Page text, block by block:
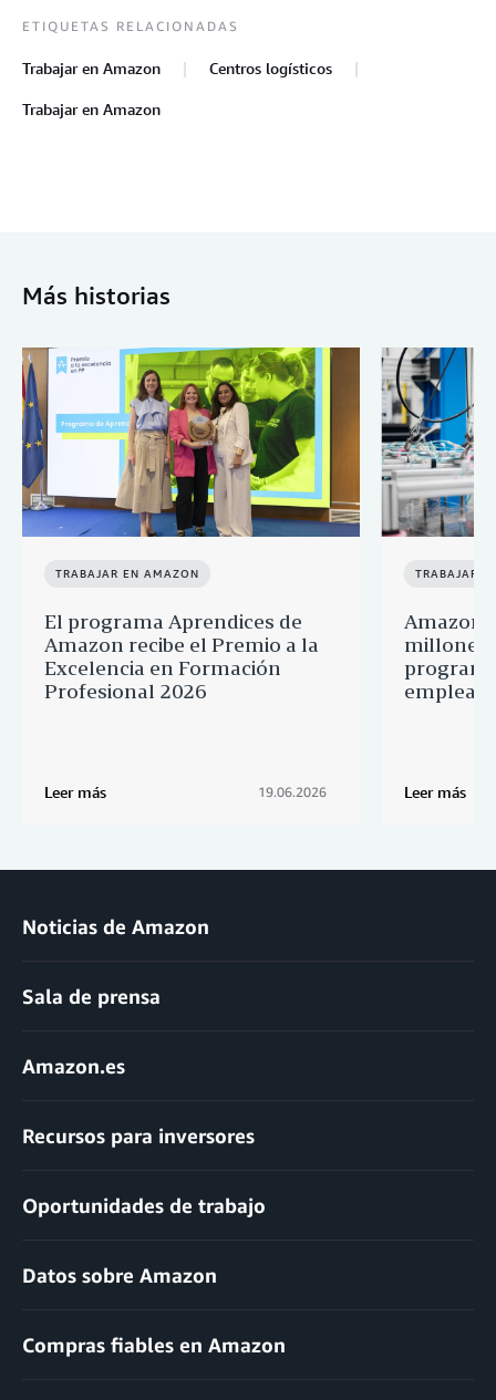
ETIQUETAS RELACIONADAS
Trabajar en Amazon Centros logísticos
Trabajar en Amazon
Más historias
TRABAJAR EN AMAZON
El programa Aprendices de
Amazon recibe el Premio a la
Excelencia en Formación
Profesional 2026
Leer más 19.06.2026
TRABAJAR
Amazon
millones
Leer más
Noticias de Amazon
Sala de prensa
Amazon.es
Recursos para inversores
Oportunidades de trabajo
Datos sobre Amazon
Compras fiables en Amazon